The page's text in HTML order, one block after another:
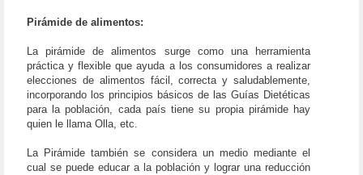
Pirámide de alimentos:
La pirámide de alimentos surge como una herramienta
práctica y flexible que ayuda a los consumidores a realizar
elecciones de alimentos fácil, correcta y saludablemente,
incorporando los principios básicos de las Guías Dietéticas
para la población, cada país tiene su propia pirámide hay
quien le llama Olla, etc.
La Pirámide también se considera un medio mediante el
cual se puede educar a la población y lograr una reducción